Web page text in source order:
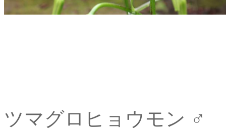
ツマグロヒョウモン ♂